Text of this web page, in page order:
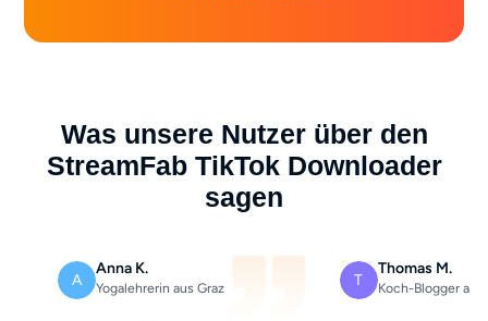
Was unsere Nutzer über den
StreamFab TikTok Downloader
sagen
A
Anna K.
Yogalehrerin aus Graz T
Thomas M.
Koch-Blogger aus